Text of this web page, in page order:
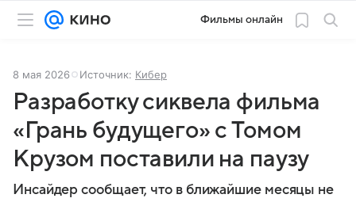
Фильмы онлайн
8 мая 2026 Источник: Кибер
Разработку сиквела фильма
«Грань будущего» с Томом
Крузом поставили на паузу
Инсайдер сообщает, что в ближайшие месяцы не